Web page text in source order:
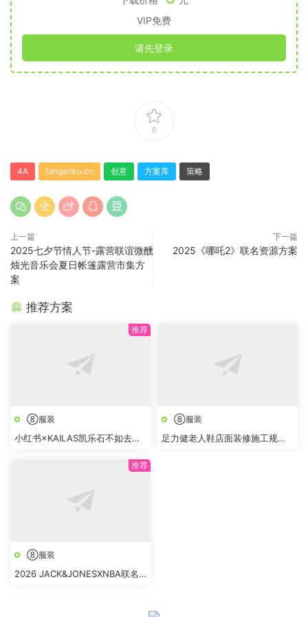
VIP免费
请先登录
6
4A fanganku.cn 创意 方案库 策略
上一篇
2025七夕节情人节-露营联谊微醺
烛光音乐会夏日帐篷露营市集方
案
下一篇
2025《哪吒2》联名资源方案
推荐方案
⑧服装
小红书×KAILAS凯乐石不如去登
⑧服装
足力健老人鞋店面装修施工规范
⑧服装
2026 JACK&JONESXNBA联名